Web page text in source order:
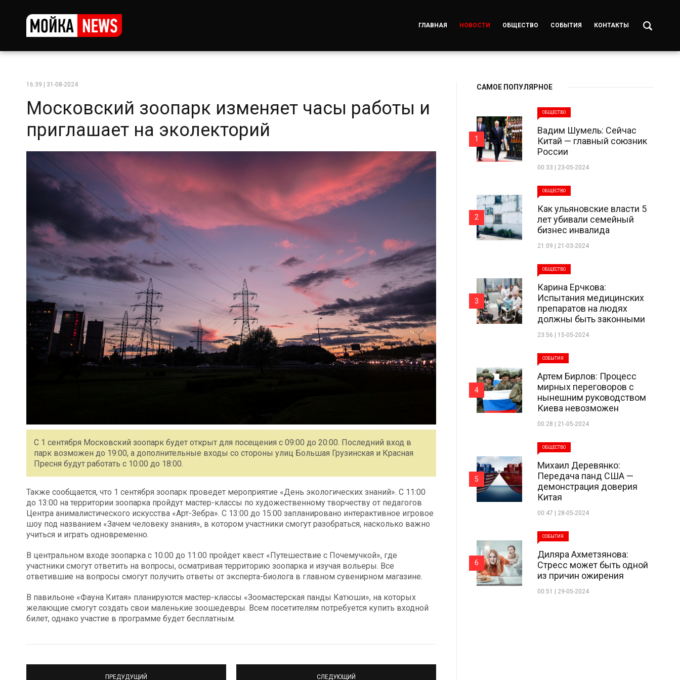
ГЛАВНАЯ НОВОСТИ ОБЩЕСТВО СОБЫТИЯ КОНТАКТЫ
16:39 | 31-08-2024
Московский зоопарк изменяет часы работы и
приглашает на эколекторий
С 1 сентября Московский зоопарк будет открыт для посещения с 09:00 до 20:00. Последний вход в
парк возможен до 19:00, а дополнительные входы со стороны улиц Большая Грузинская и Красная
Пресня будут работать с 10:00 до 18:00.
Также сообщается, что 1 сентября зоопарк проведет мероприятие «День экологических знаний». С 11:00
до 13:00 на территории зоопарка пройдут мастер-классы по художественному творчеству от педагогов
Центра анималистического искусства «Арт-Зебра». С 13:00 до 15:00 запланировано интерактивное игровое
шоу под названием «Зачем человеку знания», в котором участники смогут разобраться, насколько важно
учиться и играть одновременно.
В центральном входе зоопарка с 10:00 до 11:00 пройдет квест «Путешествие с Почемучкой», где
участники смогут ответить на вопросы, осматривая территорию зоопарка и изучая вольеры. Все
ответившие на вопросы смогут получить ответы от эксперта-биолога в главном сувенирном магазине.
В павильоне «Фауна Китая» планируются мастер-классы «Зоомастерская панды Катюши», на которых
желающие смогут создать свои маленькие зоошедевры. Всем посетителям потребуется купить входной
билет, однако участие в программе будет бесплатным.
ПРЕДУДУЩИЙ СЛЕДУЮЩИЙ
САМОЕ ПОПУЛЯРНОЕ
ОБЩЕСТВО
Вадим Шумель: Сейчас
Китай — главный союзник
России
00:33 | 23-05-2024
1
ОБЩЕСТВО
Как ульяновские власти 5
лет убивали семейный
бизнес инвалида
21:09 | 21-03-2024
2
ОБЩЕСТВО
Карина Ерчкова:
Испытания медицинских
препаратов на людях
должны быть законными
23:56 | 15-05-2024
3
СОБЫТИЯ
Артем Бирлов: Процесс
мирных переговоров с
нынешним руководством
Киева невозможен
00:28 | 21-05-2024
4
ОБЩЕСТВО
Михаил Деревянко:
Передача панд США —
демонстрация доверия
Китая
00:47 | 28-05-2024
5
СОБЫТИЯ
Диляра Ахметзянова:
Стресс может быть одной
из причин ожирения
00:51 | 29-05-2024
6